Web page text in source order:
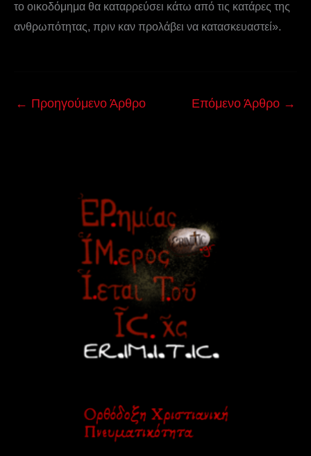
το οικοδόμημα θα καταρρεύσει κάτω από τις κατάρες της
ανθρωπότητας, πριν καν προλάβει να κατασκευαστεί».
← Προηγούμενο Άρθρο Επόμενο Άρθρο →